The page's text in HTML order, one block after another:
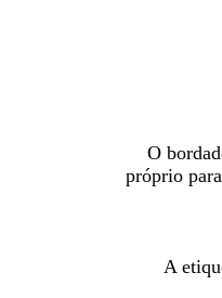
O
próprio
A